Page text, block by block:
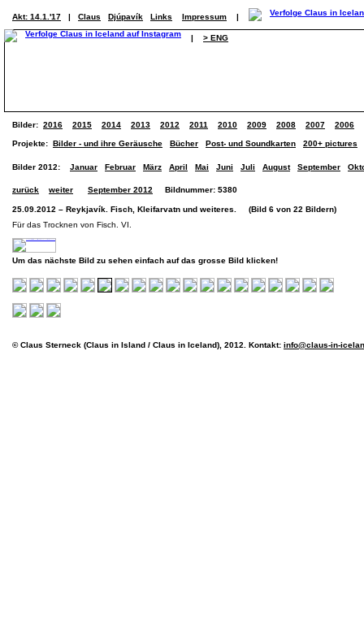
Akt: 14.1.'17 | Claus Djúpavík Links Impressum |
| > ENG
Bilder: 2016 2015 2014 2013 2012 2011 2010 2009 2008 2007 2006
Projekte: Bilder - und ihre Geräusche Bücher Post- und Soundkarten 200+ pictures
Bilder 2012: Januar Februar März April Mai Juni Juli August September
zurück weiter September 2012 Bildnummer: 5380
25.09.2012 – Reykjavík. Fisch, Kleifarvatn und weiteres. (Bild 6 von 22 Bildern)
Für das Trocknen von Fisch. VI.
Um das nächste Bild zu sehen einfach auf das grosse Bild klicken!
© Claus Sterneck (Claus in Island / Claus in Iceland), 2012. Kontakt: info@claus-in-